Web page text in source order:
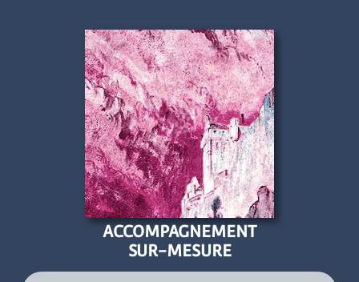
ACCOMPAGNEMENT
SUR-MESURE